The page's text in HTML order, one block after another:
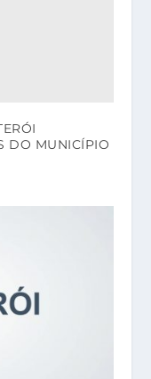
DO MUNICÍPIO